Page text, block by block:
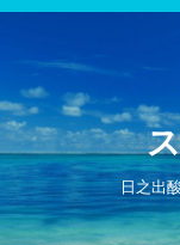
日之出